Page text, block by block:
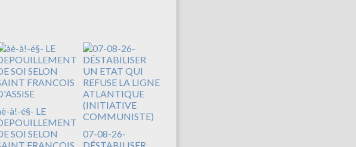
à!-é§- LE
SOI SELON
07-08-26-